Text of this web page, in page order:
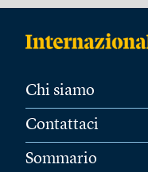
Chi siamo
Contattaci
Sommario